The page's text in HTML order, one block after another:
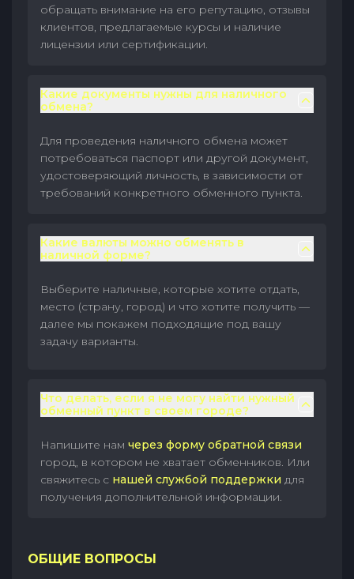
обращать внимание на его репутацию, отзывы
клиентов, предлагаемые курсы и наличие
лицензии или сертификации.
Какие документы нужны для наличного
обмена?
Для проведения наличного обмена может
потребоваться паспорт или другой документ,
удостоверяющий личность, в зависимости от
требований конкретного обменного пункта.
Какие валюты можно обменять в
наличной форме?
Выберите наличные, которые хотите отдать,
место (страну, город) и что хотите получить —
далее мы покажем подходящие под вашу
задачу варианты.
Что делать, если я не могу найти нужный
обменный пункт в своем городе?
Напишите нам через форму обратной связи
город, в котором не хватает обменников. Или
свяжитесь с нашей службой поддержки для
получения дополнительной информации.
ОБЩИЕ ВОПРОСЫ